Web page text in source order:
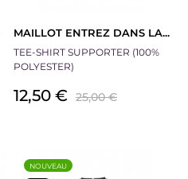
MAILLOT ENTREZ DANS LA...
TEE-SHIRT SUPPORTER (100%
POLYESTER)
Prix
12,50 € Prix
25,00 €
NOUVEAU